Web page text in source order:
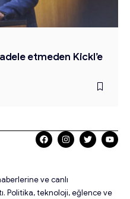
etmeden Kickl’e
ve canlı
Politika, teknoloji, eğlence ve